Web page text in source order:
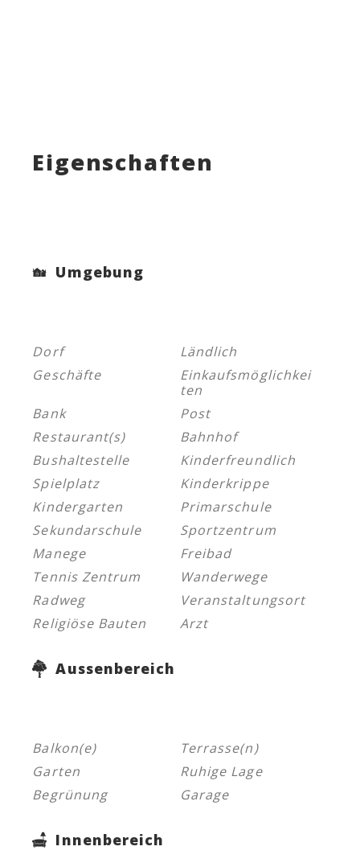
Eigenschaften
Umgebung
Dorf
Ländlich
Geschäfte
Einkaufsmöglichkei
ten
Bank
Post
Restaurant(s)
Bahnhof
Bushaltestelle
Kinderfreundlich
Spielplatz
Kinderkrippe
Kindergarten
Primarschule
Sekundarschule
Sportzentrum
Manege
Freibad
Tennis Zentrum
Wanderwege
Radweg
Veranstaltungsort
Religiöse Bauten
Arzt
Aussenbereich
Balkon(e)
Terrasse(n)
Garten
Ruhige Lage
Begrünung
Garage
Innenbereich